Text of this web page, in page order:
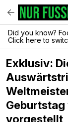
Did you know?
Click here to
Exklusiv:
Geburtstag
vorgestellt